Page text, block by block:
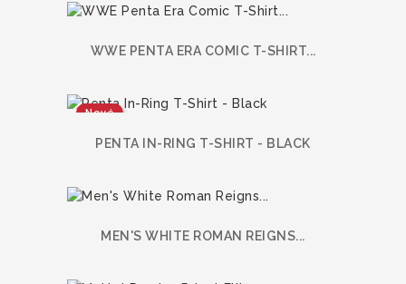
WWE PENTA ERA COMIC T-SHIRT...
Nové
PENTA IN-RING T-SHIRT - BLACK
MEN'S WHITE ROMAN REIGNS...